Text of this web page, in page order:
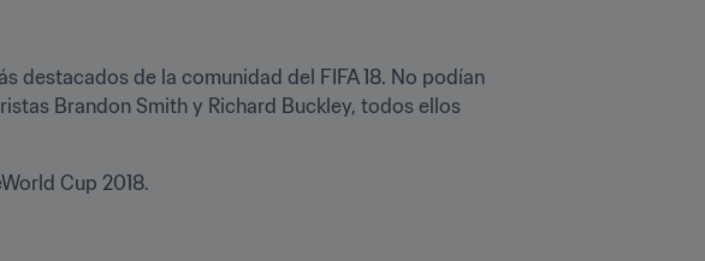
destacados de la comunidad del FIFA 18. No podían
Brandon Smith y Richard Buckley, todos ellos
Cup 2018.